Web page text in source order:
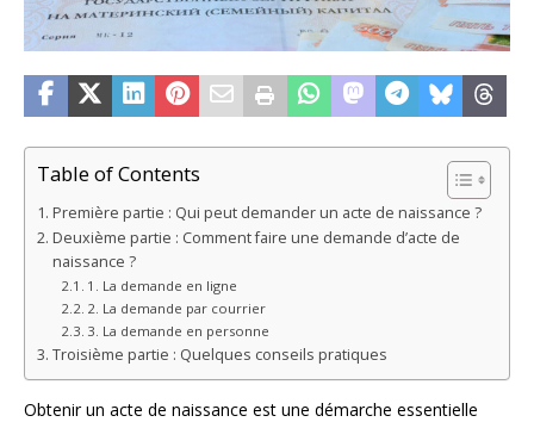
Table of Contents
Première partie : Qui peut demander un acte de naissance ?
Deuxième partie : Comment faire une demande d’acte de
naissance ?
1. La demande en ligne
2. La demande par courrier
3. La demande en personne
Troisième partie : Quelques conseils pratiques
Obtenir un acte de naissance est une démarche essentielle